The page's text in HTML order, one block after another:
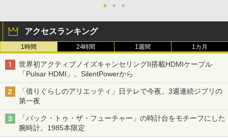
● ● ●
アクセスランキング
1時間 24時間 1週間 1カ月
世界初アクティブノイズキャンセリングII搭載HDMIケーブル
「Pulsar HDMI」。SilentPowerから
「借りぐらしのアリエッティ」日テレで今夜。3週連続ジブリの
第一夜
「バック・トゥ・ザ・フューチャー」の時計台をモチーフにした
腕時計。1985本限定